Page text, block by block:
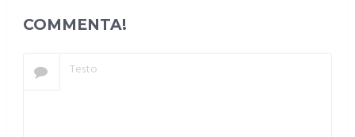
COMMENTA!